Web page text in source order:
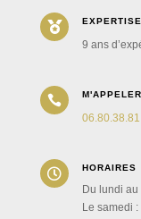
 EXPERTISE
9 ans
 M'APPELER
 HORAIRES
Du lundi
Le samedi